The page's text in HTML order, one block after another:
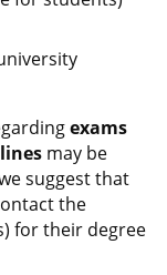
exams
may be
suggest that
the
for their degree